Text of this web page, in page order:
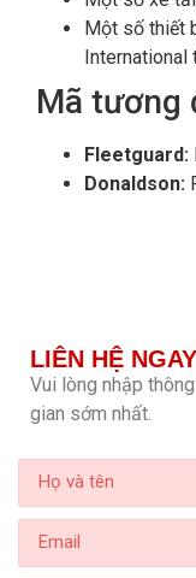
Một số thiết
International
Mã tương
Fleetguard:
Donaldson:
LIÊN HỆ
Vui lòng nhập
gian sớm nhất.